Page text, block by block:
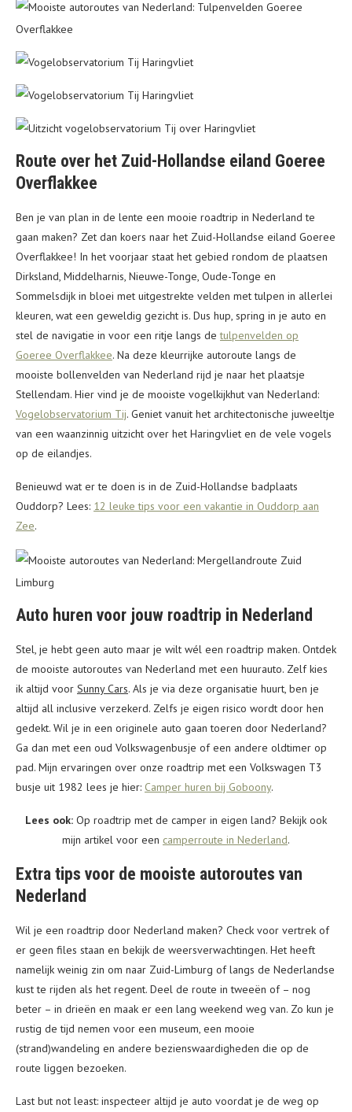
Route over het Zuid-Hollandse eiland Goeree
Overflakkee
Ben je van plan in de lente een mooie roadtrip in Nederland te
gaan maken? Zet dan koers naar het Zuid-Hollandse eiland Goeree
Overflakkee! In het voorjaar staat het gebied rondom de plaatsen
Dirksland, Middelharnis, Nieuwe-Tonge, Oude-Tonge en
Sommelsdijk in bloei met uitgestrekte velden met tulpen in allerlei
kleuren, wat een geweldig gezicht is. Dus hup, spring in je auto en
stel de navigatie in voor een ritje langs detulpenvelden op
Goeree Overflakkee. Na deze kleurrijke autoroute langs de
mooiste bollenvelden van Nederland rijd je naar het plaatsje
Stellendam. Hier vind je de mooiste vogelkijkhut van Nederland:
Vogelobservatorium Tij. Geniet vanuit het architectonische juweeltje
van een waanzinnig uitzicht over het Haringvliet en de vele vogels
op de eilandjes.
Benieuwd wat er te doen is in de Zuid-Hollandse badplaats
Ouddorp? Lees: 12 leuke tips voor een vakantie in Ouddorp aan
Zee.
Auto huren voor jouw roadtrip in Nederland
Stel, je hebt geen auto maar je wilt wél een roadtrip maken. Ontdek
de mooiste autoroutes van Nederland met een huurauto. Zelf kies
ik altijd voor Sunny Cars. Als je via deze organisatie huurt, ben je
altijd all inclusive verzekerd. Zelfs je eigen risico wordt door hen
gedekt. Wil je in een originele auto gaan toeren door Nederland?
Ga dan met een oud Volkswagenbusje of een andere oldtimer op
pad. Mijn ervaringen over onze roadtrip met een Volkswagen T3
busje uit 1982 lees je hier: Camper huren bij Goboony.
Lees ook: Op roadtrip met de camper in eigen land? Bekijk ook
mijn artikel voor een camperroute in Nederland.
Extra tips voor de mooiste autoroutes van
Nederland
Wil je een roadtrip door Nederland maken? Check voor vertrek of
er geen files staan en bekijk de weersverwachtingen. Het heeft
namelijk weinig zin om naar Zuid-Limburg of langs de Nederlandse
kust te rijden als het regent. Deel de route in tweeën of – nog
beter – in drieën en maak er een lang weekend weg van. Zo kun je
rustig de tijd nemen voor een museum, een mooie
(strand)wandeling en andere bezienswaardigheden die op de
route liggen bezoeken.
Last but not least: inspecteer altijd je auto voordat je de weg op